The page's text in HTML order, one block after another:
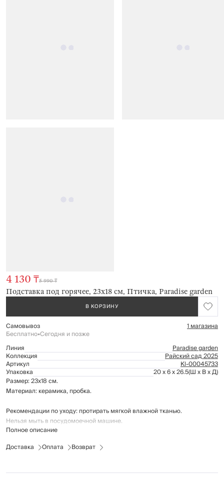
Подставка под горячее, 23х18 см, Птичка, Paradise garden
4 130 ₸5 990 ₸
В КОРЗИНУ
Самовывоз 1 магазина
Бесплатно•Сегодня и позже
Линия
Paradise garden
Коллекция Райский сад 2025
Артикул Kl-00045733
Упаковка 20 x 6 x 26.5(Ш x В x Д)
Размер: 23х18 см.
Материал: керамика, пробка.
Рекомендации по уходу: протирать мягкой влажной тканью.
Нельзя мыть в посудомоечной машине.
Полное описание
Доставка
Оплата Возврат